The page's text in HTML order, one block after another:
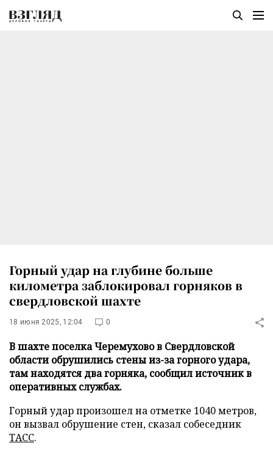
Горный удар на глубине больше
километра заблокировал горняков в
свердловской шахте
18 июня 2025, 12:04 0
В шахте поселка Черемухово в Свердловской
области обрушились стены из-за горного удара,
там находятся два горняка, сообщил источник в
оперативных службах.
Горный удар произошел на отметке 1040 метров,
он вызвал обрушение стен, сказал собеседник
ТАСС.